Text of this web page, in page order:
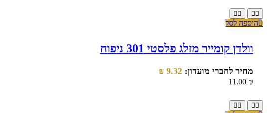
הוספה לסל
וולדן קומייר מזלג פלסטי 301 ניפוח
מחיר לחברי מועדון: 9.32
₪
11.00 ₪